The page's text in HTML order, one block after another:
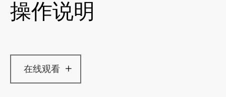
操作说明
在线观看